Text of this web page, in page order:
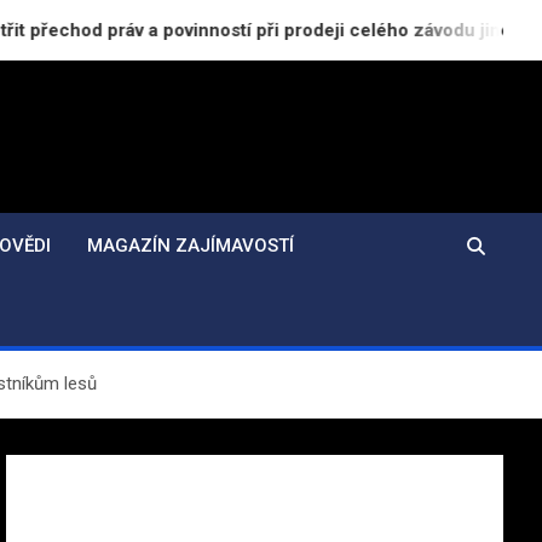
a povinností při prodeji celého závodu jiné společnosti
MAGAZÍN ZAJÍMAVOSTÍ
lesů